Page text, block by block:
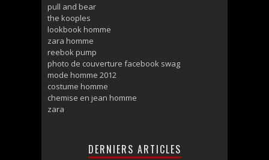
pull and bear
the kooples
lookbook homme
zara homme
reebok pump
photo de couverture facebook swag
mode homme 2012
costume homme
chemise en jean homme
zara
DERNIERS ARTICLES